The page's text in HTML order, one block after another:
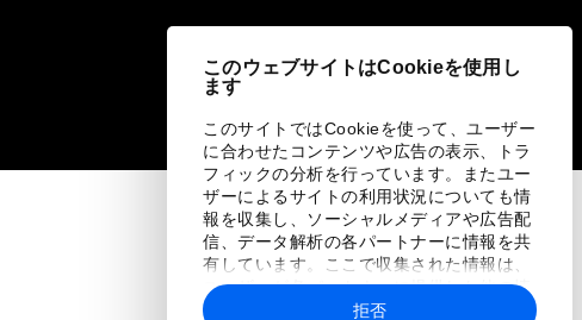
このウェブサイトはCookieを使用し
ます
このサイトではCookieを使って、ユーザー
に合わせたコンテンツや広告の表示、トラ
フィックの分析を行っています。またユー
ザーによるサイトの利用状況についても情
報を収集し、ソーシャルメディアや広告配
信、データ解析の各パートナーに情報を共
有しています。ここで収集された情報は、
ユーザーが各パートナーに提供した他の情
報や各パートナーのサービスを使用した際
拒否